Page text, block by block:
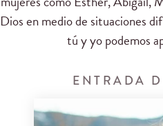
Diosen medio de situaciones
tú y yopodemos
ENTRADA